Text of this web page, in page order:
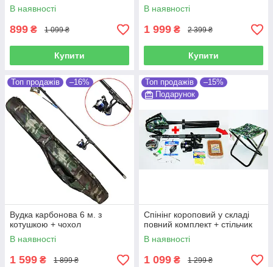
В наявності
899 ₴ 1 099 ₴
Купити
В наявності
1 999 ₴ 2 399 ₴
Купити
Топ продажів –16%
Вудка карбонова 6 м. з
котушкою + чохол
В наявності
1 599 ₴ 1 899 ₴
Топ продажів
–15%
Подарунок
Спінінг короповий у складі
повний комплект + стільчик
В наявності
1 099 ₴ 1 299 ₴